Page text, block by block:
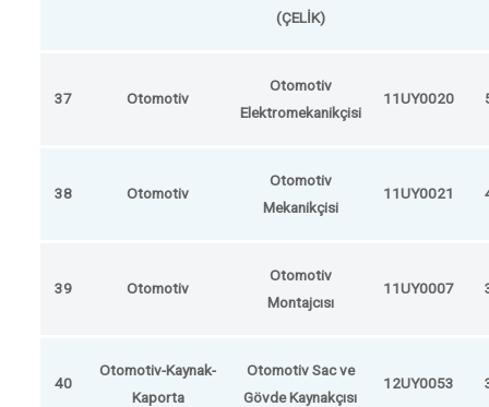
(ÇELİK)
37 Otomotiv
Otomotiv
Elektromekanikçisi
11UY0020
38 Otomotiv
Otomotiv
Mekanikçisi
11UY0021
39 Otomotiv
Otomotiv
Montajcısı
11UY0007
40
Otomotiv-Kaynak-
Kaporta
Otomotiv Sac ve
Gövde Kaynakçısı
12UY0053